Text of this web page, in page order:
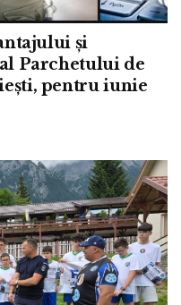
și
Parchetului de
pentru iunie